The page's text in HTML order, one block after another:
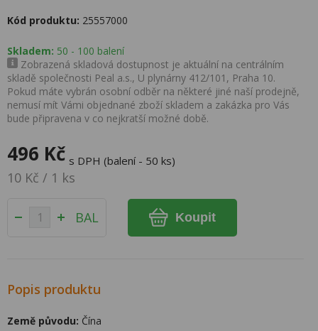
Kód produktu: 25557000
Skladem: 50 - 100 balení
Zobrazená skladová dostupnost je aktuální na centrálním
skladě společnosti Peal a.s., U plynárny 412/101, Praha 10.
Pokud máte vybrán osobní odběr na některé jiné naší prodejně,
nemusí mít Vámi objednané zboží skladem a zakázka pro Vás
bude připravena v co nejkratší možné době.
496 Kč s DPH (balení - 50 ks)
10 Kč / 1 ks
BAL Koupit
Popis produktu
Země původu: Čína